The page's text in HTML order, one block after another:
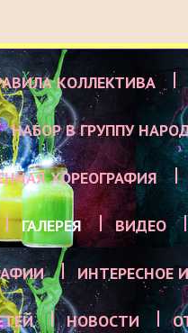
КОЛЛЕКТИВА
НАБОР В ГРУППУ
ХОРЕОГРАФИЯ
ГАЛЕРЕЯ ВИДЕО
ИНТЕРЕСНОЕ
НОВОСТИ